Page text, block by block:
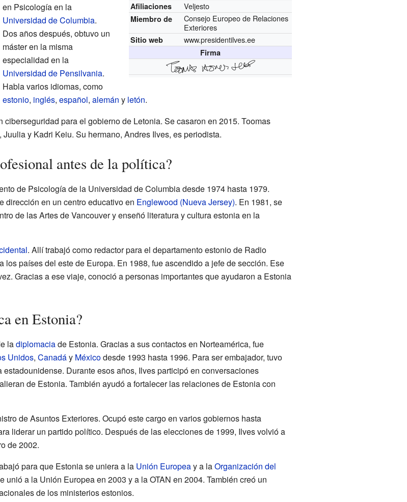
Afiliaciones Veljesto
Miembro de
Consejo Europeo de Relaciones
Exteriores
Sitio web www.presidentilves.ee
Firma
en Psicología en la
Universidad de Columbia.
Dos años después, obtuvo un
máster en la misma
especialidad en la
Universidad de Pensilvania.
Habla varios idiomas, como
estonio, inglés, español, alemán y letón.
para el gobierno de Letonia. Se casaron en 2015. Toomas
y Kadri Keiu. Su hermano, Andres Ilves, es periodista.
antes de la política?
de Psicología de la Universidad de Columbia desde 1974 hasta 1979.
dirección en un centro educativo en Englewood (Nueva Jersey). En 1981, se
de las Artes de Vancouver y enseñó literatura y cultura estonia en la
. Allí trabajó como redactor para el departamento estonio de Radio
los países del este de Europa. En 1988, fue ascendido a jefe de sección. Ese
Gracias a ese viaje, conoció a personas importantes que ayudaron a Estonia
en Estonia?
ladiplomaciade Estonia. Gracias a sus contactos en Norteamérica, fue
Unidos, Canadáy Méxicodesde 1993 hasta 1996. Para ser embajador, tuvo
Durante esos años, Ilves participó en conversaciones
de Estonia. También ayudó a fortalecer las relaciones de Estonia con
de Asuntos Exteriores. Ocupó este cargo en varios gobiernos hasta
liderar un partido político. Después de las elecciones de 1999, Ilves volvió a
de 2002.
para que Estonia se uniera a la Unión Europeay a laOrganización del
unió a la Unión Europea en 2003 y a la OTAN en 2004. También creó un
de los ministerios estonios.